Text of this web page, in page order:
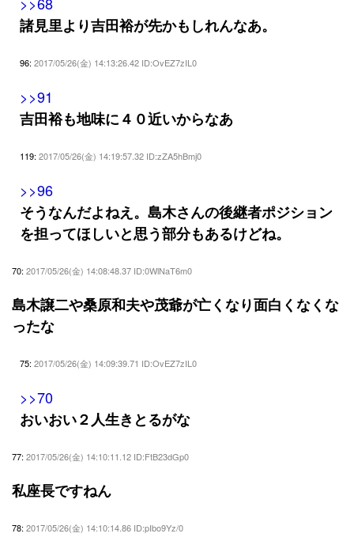
諸見里より吉田裕が先かもしれんなあ。
96: 2017/05/26(金) 14:13:26.42 ID:OvEZ7zIL0
>>91
吉田裕も地味に４０近いからなあ
119: 2017/05/26(金) 14:19:57.32 ID:zZA5hBmj0
>>96
そうなんだよねえ。島木さんの後継者ポジション
を担ってほしいと思う部分もあるけどね。
70: 2017/05/26(金) 14:08:48.37 ID:0WlNaT6m0
島木譲二や桑原和夫や茂爺が亡くなり面白くなくな
ったな
75: 2017/05/26(金) 14:09:39.71 ID:OvEZ7zIL0
>>70
おいおい２人生きとるがな
77: 2017/05/26(金) 14:10:11.12 ID:FtB23dGp0
私座長ですねん
78: 2017/05/26(金) 14:10:14.86 ID:pIbo9Yz/0